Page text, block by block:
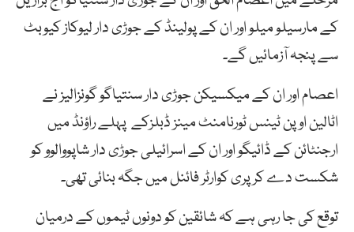
کے مارسیلو میلو اور ان کے پولینڈ کے جوڑی دار لیوکاز کیوبٹ
سے پنجہ آزمائیں گے۔
اعصام اور ان کے میکسیکن جوڑی دار سنتیاگو گونزالیز نے
اٹالین اوپن ٹینس ٹورنامنٹ مینز ڈبلزکے پہلے راؤنڈ میں
ارجنٹائن کے ڈائیگو اور ان کے اسرائیلی جوڑی دار شاپووالوو کو
شکست دے کر پری کوارٹر فائنل میں جگہ بنائی تھی۔
توقع کی جا رہی ہے کہ شائقین کو دونوں ٹیموں کے درمیان